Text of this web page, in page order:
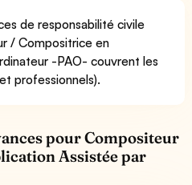
de responsabilité civile
/ Compositrice en
-PAO- couvrent les
professionnels).
pour Compositeur
Assistée par